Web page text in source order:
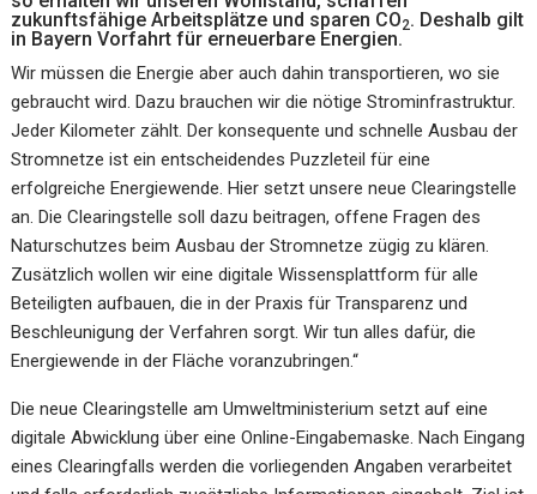
zukunftsfähige Arbeitsplätze und sparen CO2. Deshalb gilt
in Bayern Vorfahrt für erneuerbare Energien.
Wir müssen die Energie aber auch dahin transportieren, wo sie
gebraucht wird. Dazu brauchen wir die nötige Strominfrastruktur.
Jeder Kilometer zählt. Der konsequente und schnelle Ausbau der
Stromnetze ist ein entscheidendes Puzzleteil für eine
erfolgreiche Energiewende. Hier setzt unsere neue Clearingstelle
an. Die Clearingstelle soll dazu beitragen, offene Fragen des
Naturschutzes beim Ausbau der Stromnetze zügig zu klären.
Zusätzlich wollen wir eine digitale Wissensplattform für alle
Beteiligten aufbauen, die in der Praxis für Transparenz und
Beschleunigung der Verfahren sorgt. Wir tun alles dafür, die
Energiewende in der Fläche voranzubringen.“
Die neue Clearingstelle am Umweltministerium setzt auf eine
digitale Abwicklung über eine Online-Eingabemaske. Nach Eingang
eines Clearingfalls werden die vorliegenden Angaben verarbeitet